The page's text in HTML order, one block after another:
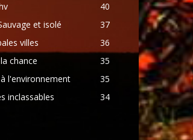
40
et isolé
37
villes
36
chance
35
l'environnement
35
inclassables
34